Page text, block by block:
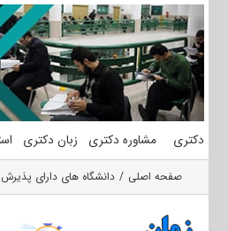
محتوا
دکتری مشاوره دکتری زبان دکتری
صفحه اصلی دانشگاه های دارای